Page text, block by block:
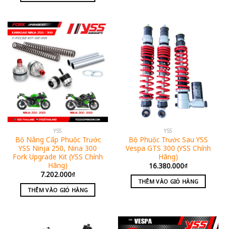
YSS
Bộ Nâng Cấp Phuộc Trước
YSS Ninja 250, Nina 300
Fork Upgrade Kit (YSS Chính
Hãng)
7.202.000₫
THÊM VÀO GIỎ HÀNG
YSS
Bộ Phuộc Trước Sau YSS
Vespa GTS 300 (YSS Chính
Hãng)
16.380.000₫
THÊM VÀO GIỎ HÀNG